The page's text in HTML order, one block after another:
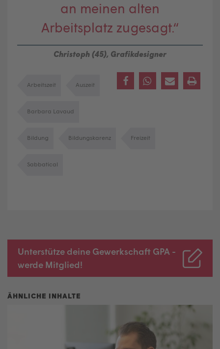
an meinen alten
Arbeitsplatz zugesagt.“
Christoph (45), Grafikdesigner
Arbeitszeit Auszeit
Barbara Lavaud
Bildung Bildungskarenz Freizeit
Sabbatical
Unterstütze deine Gewerkschaft GPA -
werde Mitglied!